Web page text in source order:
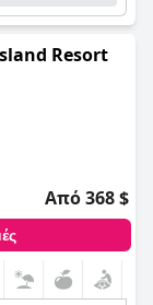
Resort
Από 368 $